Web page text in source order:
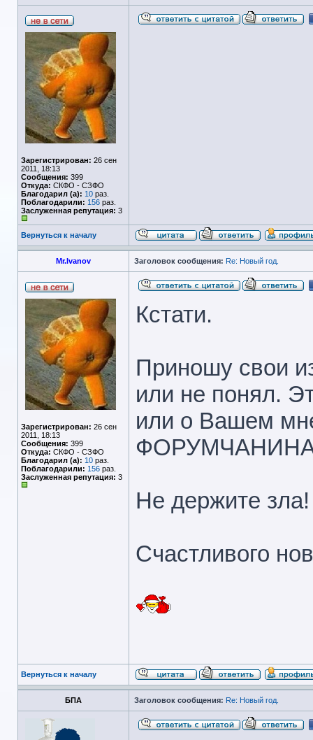
Зарегистрирован: 26 сен
2011, 18:13
Сообщения: 399
Откуда: СКФО - СЗФО
Благодарил (а): 10 раз.
Поблагодарили: 156 раз.
Заслуженная репутация: 3
Вернуться к началу
Mr.Ivanov Заголовок сообщения: Re: Новый год.
Зарегистрирован: 26 сен
2011, 18:13
Сообщения: 399
Откуда: СКФО - СЗФО
Благодарил (а): 10 раз.
Поблагодарили: 156 раз.
Заслуженная репутация: 3
Кстати.
Приношу свои
или не понял.
или о Вашем
Не держите
Счастливого
Вернуться к началу
БПА Заголовок сообщения: Re: Новый год.